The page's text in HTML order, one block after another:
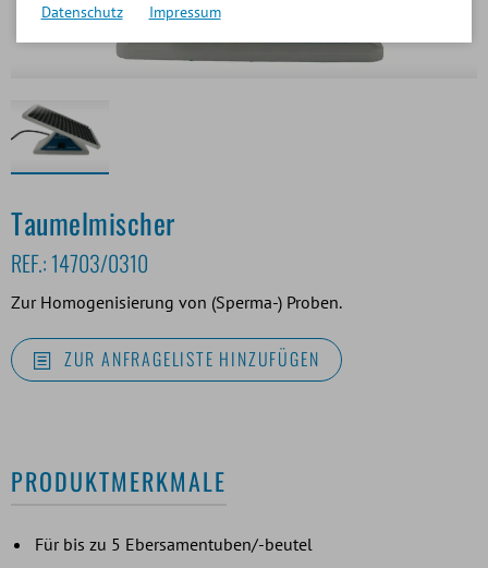
Taumelmischer
REF.: 14703/0310
Zur Homogenisierung von (Sperma-) Proben.
ZUR ANFRAGELISTE HINZUFÜGEN
PRODUKTMERKMALE
Für bis zu 5 Ebersamentuben/-beutel
Datenschutz Impressum